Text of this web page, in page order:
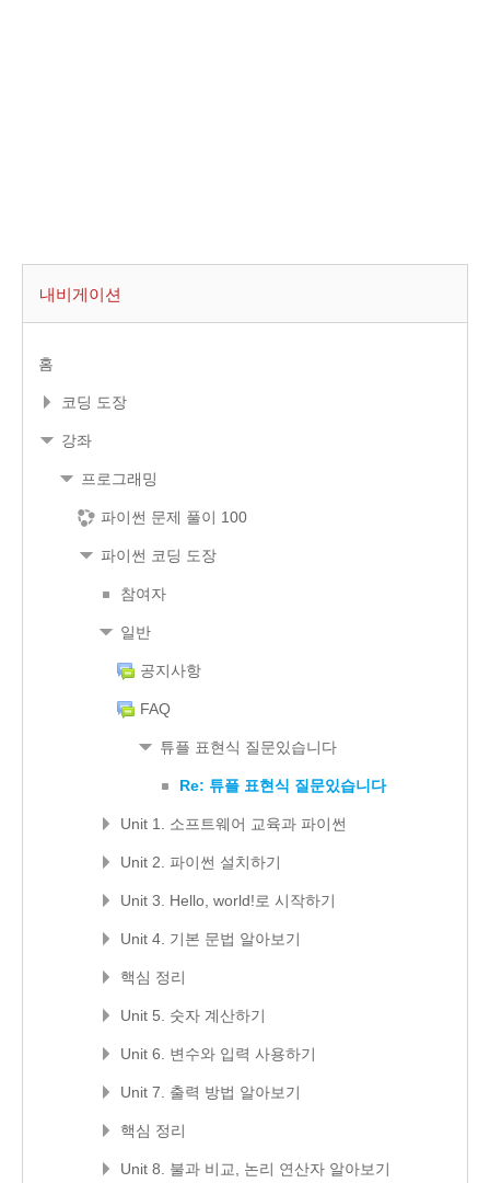
내비게이션
홈
코딩 도장
강좌
프로그래밍
파이썬 문제 풀이 100
파이썬 코딩 도장
참여자
일반
공지사항
FAQ
튜플 표현식 질문있습니다
Re: 튜플 표현식 질문있습니다
Unit 1. 소프트웨어 교육과 파이썬
Unit 2. 파이썬 설치하기
Unit 3. Hello, world!로 시작하기
Unit 4. 기본 문법 알아보기
핵심 정리
Unit 5. 숫자 계산하기
Unit 6. 변수와 입력 사용하기
Unit 7. 출력 방법 알아보기
핵심 정리
Unit 8. 불과 비교, 논리 연산자 알아보기